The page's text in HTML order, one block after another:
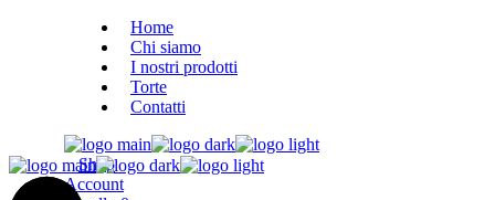
Home
Chi siamo
I nostri prodotti
Torte
Contatti
Shop
Account